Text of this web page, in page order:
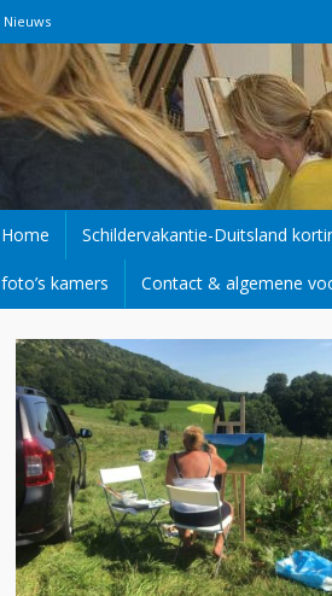
Nieuws
Home Schildervakantie-Duitsland
foto’s kamers Contact & algemene